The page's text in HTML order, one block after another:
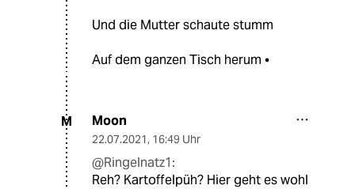
Und die Mutter schaute stumm
Auf dem ganzen Tisch herum •
M Moon
22.07.2021, 16:49 Uhr
@Ringelnatz1:
Reh? Kartoffelpüh? Hier geht es wohl